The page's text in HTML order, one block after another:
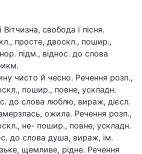
свобода і пісня.
просте, двоскл., пошир.,
підм., віднос. до слова
чисто й чесно. Речення розп.,
пошир., повне, ускладн.
до слова люблю, вираж, дієсл.
ожила. Речення розп.,
не- пошир., повне, ускладн.
до слова душа, вираж, ім.
щемливе, рідне. Речення